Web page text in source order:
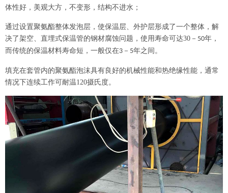
体性好，美观大方，不变形，结构不进水；
通过设置聚氨酯整体发泡层，使保温层、外护层形成了一个整体，解
决了架空、直埋式保温管的钢材腐蚀问题，使用寿命可达30 － 50年，
而传统的保温材料寿命短，一般仅在3 － 5年之间 。
填充在套管内的聚氨酯泡沫具有良好的机械性能和热绝缘性能，通常
情况下连续工作可耐温120摄氏度。